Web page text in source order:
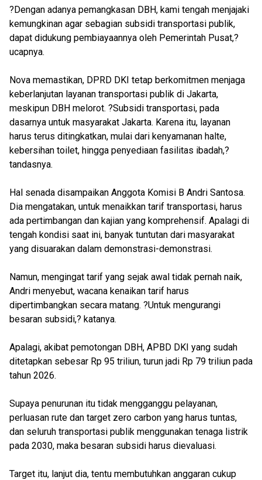
?Dengan adanya pemangkasan DBH, kami tengah menjajaki
kemungkinan agar sebagian subsidi transportasi publik,
dapat didukung pembiayaannya oleh Pemerintah Pusat,?
ucapnya.
Nova memastikan, DPRD DKI tetap berkomitmen menjaga
keberlanjutan layanan transportasi publik di Jakarta,
meskipun DBH melorot. ?Subsidi transportasi, pada
dasarnya untuk masyarakat Jakarta. Karena itu, layanan
harus terus ditingkatkan, mulai dari kenyamanan halte,
kebersihan toilet, hingga penyediaan fasilitas ibadah,?
tandasnya.
Hal senada disampaikan Anggota Komisi B Andri Santosa.
Dia mengatakan, untuk menaikkan tarif transportasi, harus
ada pertimbangan dan kajian yang komprehensif. Apalagi di
tengah kondisi saat ini, banyak tuntutan dari masyarakat
yang disuarakan dalam demonstrasi-demonstrasi.
Namun, mengingat tarif yang sejak awal tidak pernah naik,
Andri menyebut, wacana kenaikan tarif harus
dipertimbangkan secara matang. ?Untuk mengurangi
besaran subsidi,? katanya.
Apalagi, akibat pemotongan DBH, APBD DKI yang sudah
ditetapkan sebesar Rp 95 triliun, turun jadi Rp 79 triliun pada
tahun 2026.
Supaya penurunan itu tidak mengganggu pelayanan,
perluasan rute dan target zero carbon yang harus tuntas,
dan seluruh transportasi publik menggunakan tenaga listrik
pada 2030, maka besaran subsidi harus dievaluasi.
Target itu, lanjut dia, tentu membutuhkan anggaran cukup